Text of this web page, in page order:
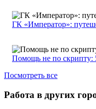
ГК «Император»:
Помощь не по скрипту:
Посмотреть все
Работа в других